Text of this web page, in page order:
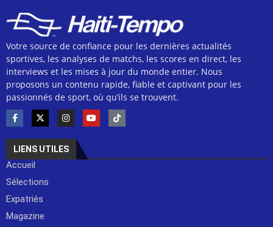
Votre source de confiance pour les dernières actualités
sportives, les analyses de matchs, les scores en direct, les
interviews et les mises à jour du monde entier. Nous
proposons un contenu rapide, fiable et captivant pour les
passionnés de sport, où qu’ils se trouvent.
LIENS UTILES
Accueil
Sélections
Expatriés
Magazine